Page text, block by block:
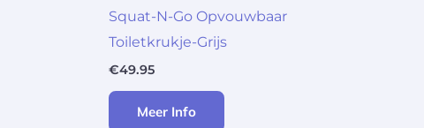
Squat-N-Go Opvouwbaar
Toiletkrukje-Grijs
€49.95
Meer Info